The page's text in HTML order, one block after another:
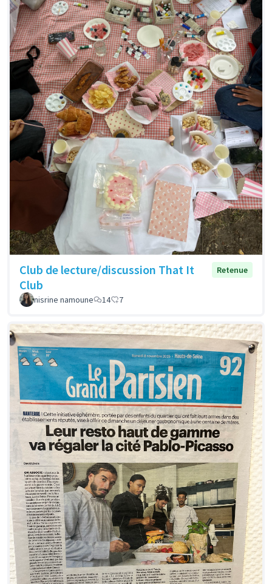
Club de lecture/discussion That It
Club
Retenue
nisrine namoune 14 7